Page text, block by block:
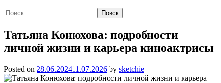
Найти:
Татьяна Конюхова: подробности
личной жизни и карьера киноактрисы
Posted on 28.06.202411.07.2026 by sketchie